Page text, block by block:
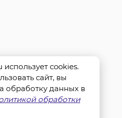
cookies.
сайт, вы
обработку данных в
обработки